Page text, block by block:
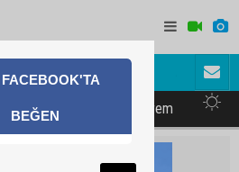
Kalkınma Ajansı'nda Avukat
akını
4.9 büyüklüğünde deprem
FACEBOOK'TA
BEĞEN